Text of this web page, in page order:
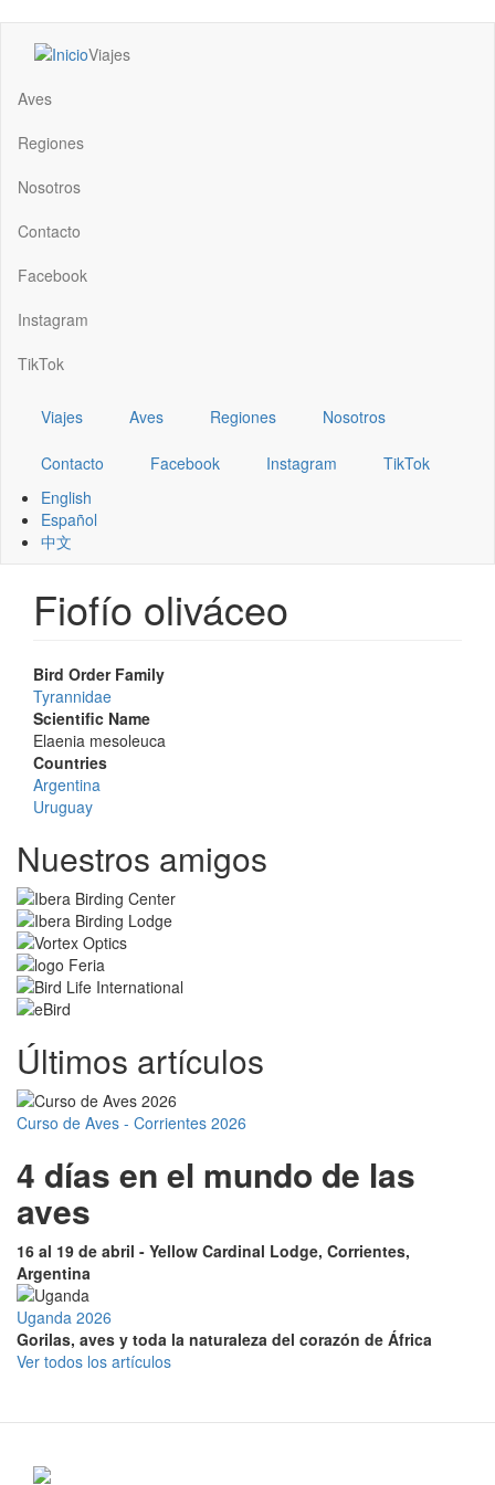
principal
Main
navigation
Viajes
Aves
Regiones
Nosotros
Contacto
Facebook
Instagram
TikTok
Viajes Aves Regiones Nosotros
Contacto Facebook Instagram
TikTok
English
Español
中文
Fiofío oliváceo
Bird Order Family
Tyrannidae
Scientific Name
Elaenia mesoleuca
Countries
Argentina
Uruguay
Nuestros amigos
Últimos artículos
Curso de Aves - Corrientes 2026
4 días en el mundo de las
aves
16 al 19 de abril - Yellow Cardinal Lodge, Corrientes,
Argentina
Uganda 2026
Gorilas, aves y toda la naturaleza del corazón de África
Ver todos los artículos